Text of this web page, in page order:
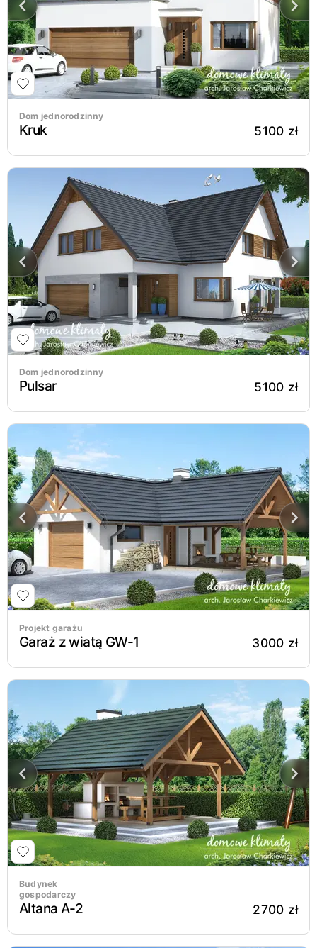
Dom jednorodzinny
Kruk 5100 zł
Dom jednorodzinny
Pulsar 5100 zł
Projekt garażu
Garaż z wiatą GW-1 3000 zł
Budynek
gospodarczy
Altana A-2 2700 zł